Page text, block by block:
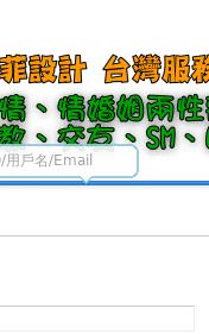
用戶名/Email